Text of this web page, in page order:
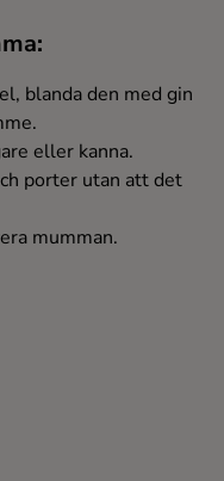
blanda den med gin
eller kanna.
porter utan att det
mumman.